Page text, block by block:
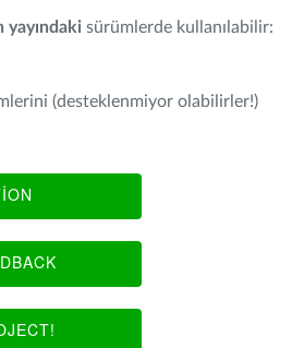
yayındaki sürümlerde kullanılabilir:
(desteklenmiyor olabilirler!)